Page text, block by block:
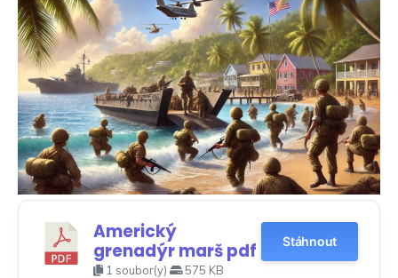
Americký
grenadýr marš pdf
1 soubor(y) 575 KB
Stáhnout